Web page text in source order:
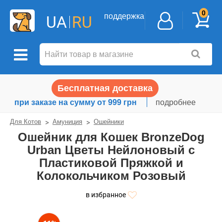
UA RU поддержка 0
Бесплатная доставка
при заказе на сумму от 999 грн подробнее
Для Котов Амуниция Ошейники
Ошейник для Кошек BronzeDog
Urban Цветы Нейлоновый с
Пластиковой Пряжкой и
Колокольчиком Розовый
в избранное